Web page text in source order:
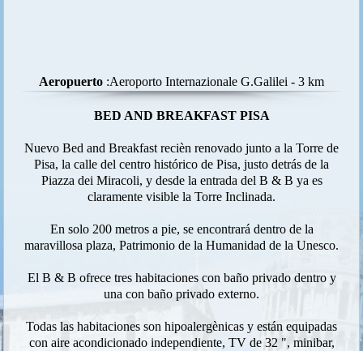
Aeropuerto :Aeroporto Internazionale G.Galilei - 3 km
BED AND BREAKFAST PISA
Nuevo Bed and Breakfast recièn renovado junto a la Torre de
Pisa, la calle del centro histórico de Pisa, justo detrás de la
Piazza dei Miracoli, y desde la entrada del B & B ya es
claramente visible la Torre Inclinada.
En solo 200 metros a pie, se encontrará dentro de la
maravillosa plaza, Patrimonio de la Humanidad de la Unesco.
El B & B ofrece tres habitaciones con baño privado dentro y
una con baño privado externo.
Todas las habitaciones son hipoalergènicas y están equipadas
con aire acondicionado independiente, TV de 32 ", minibar,